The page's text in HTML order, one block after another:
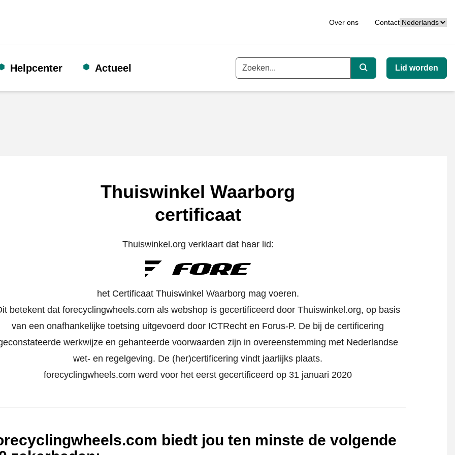
Over ons ContactTaal
Helpcenter Actueel Trefwoord
Zoeken
Lid worden
Thuiswinkel Waarborg
certificaat
Thuiswinkel.org verklaart dat haar lid:
het Certificaat Thuiswinkel Waarborg mag voeren.
betekent dat forecyclingwheels.com als webshop is gecertificeerd door Thuiswinkel.org, op basis
van een onafhankelijke toetsing uitgevoerd door ICTRecht en Forus-P. De bij de certificering
werkwijze en gehanteerde voorwaarden zijn in overeenstemming met Nederlandse
wet- en regelgeving. De (her)certificering vindt jaarlijks plaats.
forecyclingwheels.com werd voor het eerst gecertificeerd op 31 januari 2020
biedt jou ten minste de volgende